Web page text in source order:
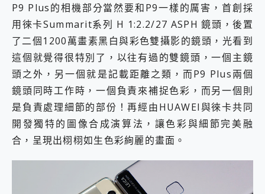
P9 Plus的相機部分當然要和P9一樣的厲害，首創採
用徠卡Summarit系列 H 1:2.2/27 ASPH 鏡頭，後置
了二個1200萬畫素黑白與彩色雙攝影的鏡頭，光看到
這個就覺得很特別了，以往有過的雙鏡頭，一個主鏡
頭之外，另一個就是記載距離之類，而P9 Plus兩個
鏡頭同時工作時，一個負責來補捉色彩，而另一個則
是負責處理細節的部份！再經由HUAWEI與徠卡共同
開發獨特的圖像合成演算法，讓色彩與細節完美融
合，呈現出栩栩如生色彩絢麗的畫面。